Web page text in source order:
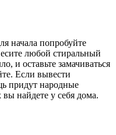
начала попробуйте
любой стиральный
и оставьте замачиваться
Если вывести
придут народные
найдете у себя дома.